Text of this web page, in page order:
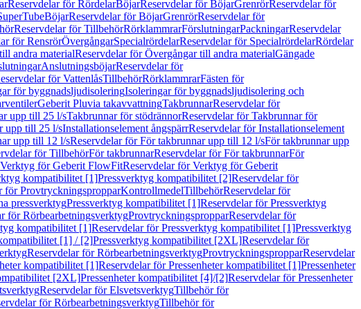
Reservdelar för RördelarBöjarReservdelar för BöjarGrenrörReservdelar för
BöjarReservdelar för BöjarGrenrörReservdelar för
Reservdelar för TillbehörRörklammrarFörslutningarPackningarReservdelar
för RensrörÖvergångarSpecialrördelarReservdelar för SpecialrördelarRördelar
andra materialReservdelar för Övergångar till andra materialGängade
AnslutningsböjarReservdelar för
för VattenlåsTillbehörRörklammrarFästen för
för byggnadsljudisoleringIsoleringar för byggnadsljudisolering och
Geberit Pluvia takavvattningTakbrunnarReservdelar för
upp till 25 l/sTakbrunnar för stödrännorReservdelar för Takbrunnar för
upp till 25 l/sInstallationselement ångspärrReservdelar för Installationselement
upp till 12 l/sReservdelar för För takbrunnar upp till 12 l/sFör takbrunnar upp
för TillbehörFör takbrunnarReservdelar för För takbrunnarFör
Verktyg för Geberit FlowFitReservdelar för Verktyg för Geberit
kompatibilitet [1]Pressverktyg kompatibilitet [2]Reservdelar för
för ProvtryckningspropparKontrollmedelTillbehörReservdelar för
pressverktygPressverktyg kompatibilitet [1]Reservdelar för Pressverktyg
för RörbearbetningsverktygProvtryckningspropparReservdelar för
kompatibilitet [1]Reservdelar för Pressverktyg kompatibilitet [1]Pressverktyg
[1] / [2]Pressverktyg kompatibilitet [2XL]Reservdelar för
Reservdelar för RörbearbetningsverktygProvtryckningspropparReservdelar
kompatibilitet [1]Reservdelar för Pressenheter kompatibilitet [1]Pressenheter
[2XL]Pressenheter kompatibilitet [4]/[2]Reservdelar för Pressenheter
Reservdelar för ElsvetsverktygTillbehör för
för RörbearbetningsverktygTillbehör för